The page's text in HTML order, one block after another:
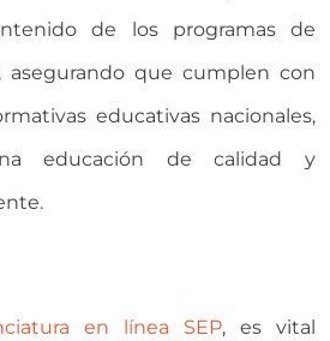
de los programas de
asegurando que cumplen con
educativas nacionales,
educación de calidad y
en línea SEP, es vital